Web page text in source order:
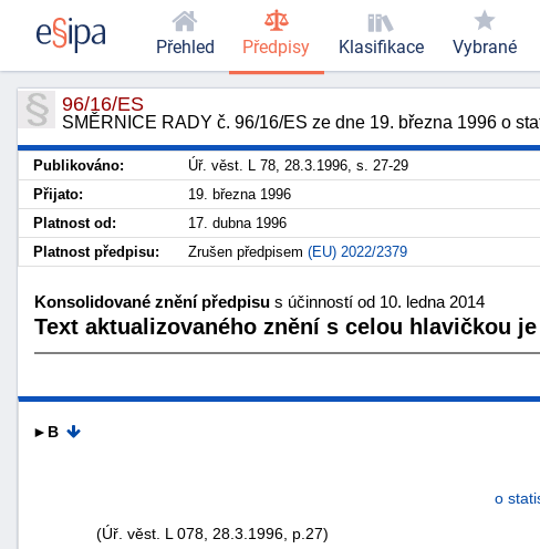
96/16/ES
SMĚRNICE RADY č. 96/16/ES ze dne 19. března 1996 o
Publikováno: Úř. věst. L 78, 28.3.1996, s. 27-29
Přijato:
19. března 1996
Platnost od:
17. dubna 1996
Platnost předpisu:
Zrušen předpisem (EU) 2022/2379
Konsolidované znění předpisu s účinností od 10. ledna 2014
Text aktualizovaného znění s celou hlavičkou
►B
o
(Úř. věst. L 078, 28.3.1996, p.27)
Přehled Předpisy Klasifikace Vybrané